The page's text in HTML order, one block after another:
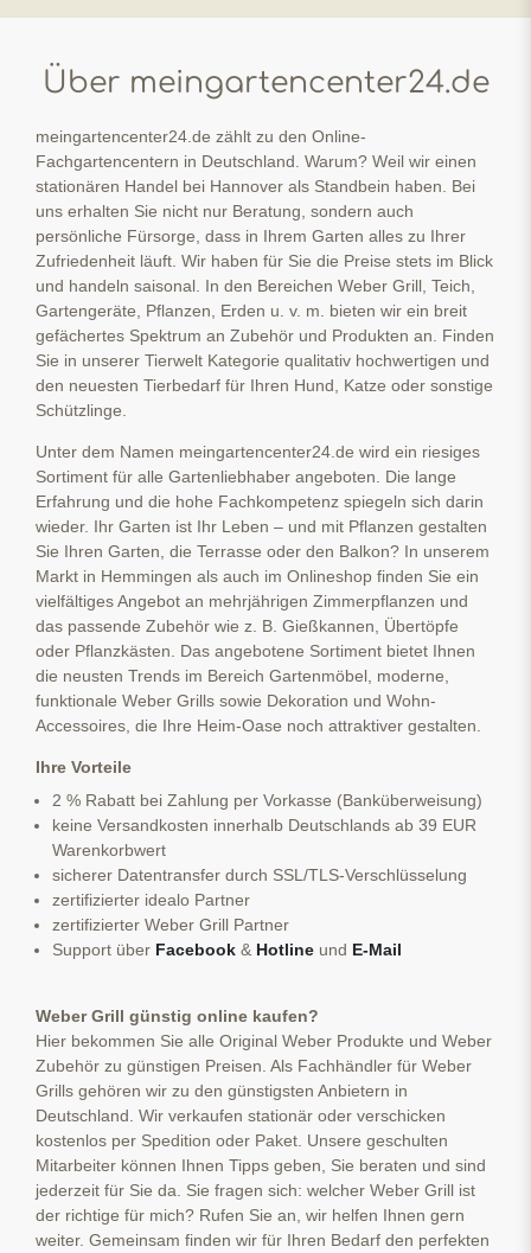
Über meingartencenter24.de
meingartencenter24.de zählt zu den Online-
Fachgartencentern in Deutschland. Warum? Weil wir einen
stationären Handel bei Hannover als Standbein haben. Bei
uns erhalten Sie nicht nur Beratung, sondern auch
persönliche Fürsorge, dass in Ihrem Garten alles zu Ihrer
Zufriedenheit läuft. Wir haben für Sie die Preise stets im Blick
und handeln saisonal. In den Bereichen Weber Grill, Teich,
Gartengeräte, Pflanzen, Erden u. v. m. bieten wir ein breit
gefächertes Spektrum an Zubehör und Produkten an. Finden
Sie in unserer Tierwelt Kategorie qualitativ hochwertigen und
den neuesten Tierbedarf für Ihren Hund, Katze oder sonstige
Schützlinge.
Unter dem Namen meingartencenter24.de wird ein riesiges
Sortiment für alle Gartenliebhaber angeboten. Die lange
Erfahrung und die hohe Fachkompetenz spiegeln sich darin
wieder. Ihr Garten ist Ihr Leben – und mit Pflanzen gestalten
Sie Ihren Garten, die Terrasse oder den Balkon? In unserem
Markt in Hemmingen als auch im Onlineshop finden Sie ein
vielfältiges Angebot an mehrjährigen Zimmerpflanzen und
das passende Zubehör wie z. B. Gießkannen, Übertöpfe
oder Pflanzkästen. Das angebotene Sortiment bietet Ihnen
die neusten Trends im Bereich Gartenmöbel, moderne,
funktionale Weber Grills sowie Dekoration und Wohn-
Accessoires, die Ihre Heim-Oase noch attraktiver gestalten.
Ihre Vorteile
2 % Rabatt bei Zahlung per Vorkasse (Banküberweisung)
keine Versandkosten innerhalb Deutschlands ab 39 EUR
Warenkorbwert
sicherer Datentransfer durch SSL/TLS-Verschlüsselung
zertifizierter idealo Partner
zertifizierter Weber Grill Partner
Support über Facebook & Hotline und E-Mail
Weber Grill günstig online kaufen?
Hier bekommen Sie alle Original Weber Produkte und Weber
Zubehör zu günstigen Preisen. Als Fachhändler für Weber
Grills gehören wir zu den günstigsten Anbietern in
Deutschland. Wir verkaufen stationär oder verschicken
kostenlos per Spedition oder Paket. Unsere geschulten
Mitarbeiter können Ihnen Tipps geben, Sie beraten und sind
jederzeit für Sie da. Sie fragen sich: welcher Weber Grill ist
der richtige für mich? Rufen Sie an, wir helfen Ihnen gern
weiter. Gemeinsam finden wir für Ihren Bedarf den perfekten